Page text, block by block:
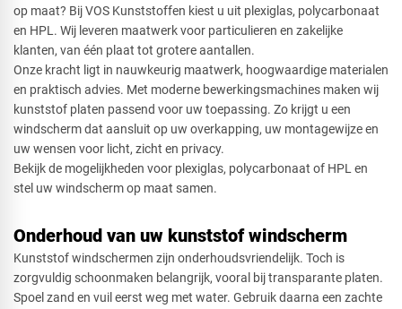
op maat? Bij VOS Kunststoffen kiest u uit plexiglas, polycarbonaat
en HPL. Wij leveren maatwerk voor particulieren en zakelijke
klanten, van één plaat tot grotere aantallen.
Onze kracht ligt in nauwkeurig maatwerk, hoogwaardige materialen
en praktisch advies. Met moderne bewerkingsmachines maken wij
kunststof platen passend voor uw toepassing. Zo krijgt u een
windscherm dat aansluit op uw overkapping, uw montagewijze en
uw wensen voor licht, zicht en privacy.
Bekijk de mogelijkheden voor plexiglas, polycarbonaat of HPL en
stel uw windscherm op maat samen.
Onderhoud van uw kunststof windscherm
Kunststof windschermen zijn onderhoudsvriendelijk. Toch is
zorgvuldig schoonmaken belangrijk, vooral bij transparante platen.
Spoel zand en vuil eerst weg met water. Gebruik daarna een zachte